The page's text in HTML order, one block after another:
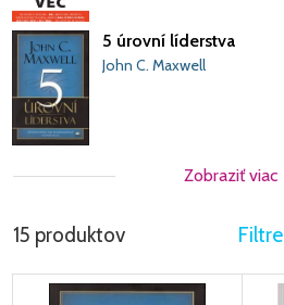
5 úrovní líderstva
John C. Maxwell
Zobraziť viac
15 produktov Filtre